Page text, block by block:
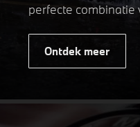
perfecte combinatie
of elegante look,
uitdagende
Profiteer nu van
Ontdek meer